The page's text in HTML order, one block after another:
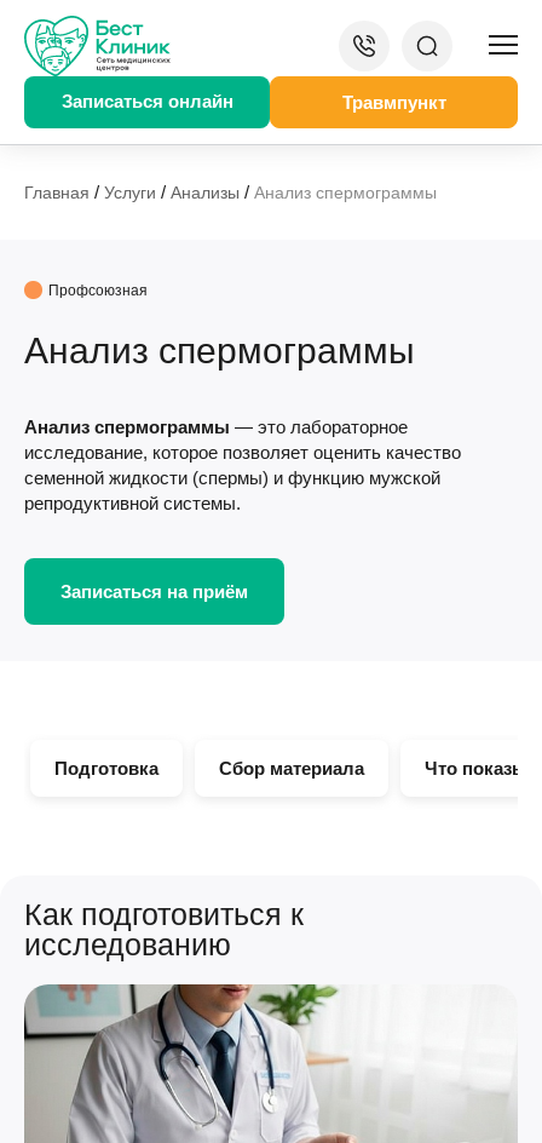
Записаться онлайн Травмпункт
Главная / Услуги / Анализы / Анализ спермограммы
Профсоюзная
Анализ спермограммы
Анализ спермограммы — это лабораторное
исследование, которое позволяет оценить качество
семенной жидкости (спермы) и функцию мужской
репродуктивной системы.
Записаться на приём
Подготовка Сбор материала Что
Как подготовиться к
исследованию